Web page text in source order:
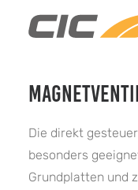
HOME
REFERENZEN
ÜBER UNS
Die direkt
besonders
Grundplatten und